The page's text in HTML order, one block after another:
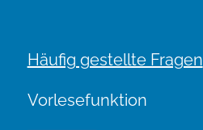
Häufig gestellte Fragen
Vorlesefunktion